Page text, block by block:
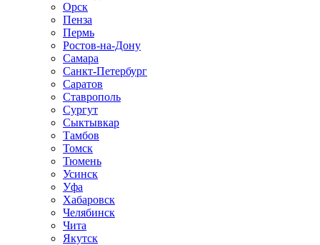
Орск
Пенза
Пермь
Ростов-на-Дону
Самара
Санкт-Петербург
Саратов
Ставрополь
Сургут
Сыктывкар
Тамбов
Томск
Тюмень
Усинск
Уфа
Хабаровск
Челябинск
Чита
Якутск